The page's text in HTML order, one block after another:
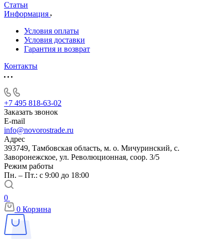
Статьи
Информация
Условия оплаты
Условия доставки
Гарантия и возврат
Контакты
+7 495 818-63-02
Заказать звонок
E-mail
info@novorostrade.ru
Адрес
393749, Тамбовская область, м. о. Мичуринский, с.
Заворонежское, ул. Революционная, соор. 3/5
Режим работы
Пн. – Пт.: с 9:00 до 18:00
0
0 Корзина